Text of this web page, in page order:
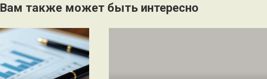
Вам также может быть интересно